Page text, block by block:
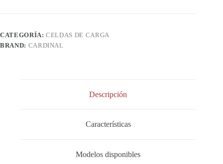
CATEGORÍA:CELDAS DE CARGA
BRAND: CARDINAL
Descripción
Características
Modelos disponibles